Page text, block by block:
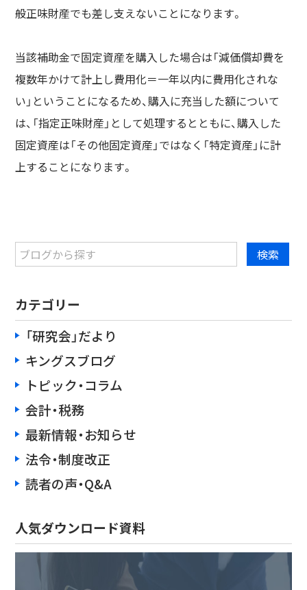
般正味財産でも差し支えないことになります。
当該補助金で固定資産を購入した場合は「減価償却費を
複数年かけて計上し費用化＝一年以内に費用化されな
い」ということになるため、購入に充当した額について
は、「指定正味財産」として処理するとともに、購入した
固定資産は「その他固定資産」ではなく「特定資産」に計
上することになります。
カテゴリー
「研究会」だより
キングスブログ
トピック・コラム
会計・税務
最新情報・お知らせ
法令・制度改正
読者の声・Q&A
人気ダウンロード資料